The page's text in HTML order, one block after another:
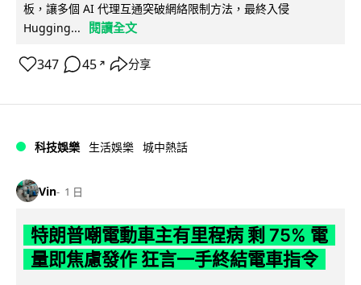
板，讓多個 AI 代理互通突破網絡限制方法，最終入侵
Hugging...
閱讀全文
347 45 ↗ 分享
科技娛樂 生活娛樂 城中熱話
Vin 1 日
特朗普嘲電動車主有里程病 剩 75% 電
量即焦慮發作 狂言一手終結電車指令